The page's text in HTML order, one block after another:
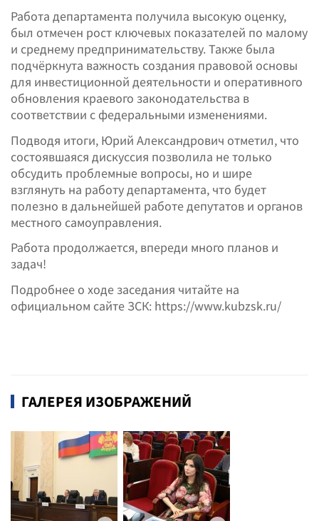
Работа департамента получила высокую оценку,
был отмечен рост ключевых показателей по малому
и среднему предпринимательству. Также была
подчёркнута важность создания правовой основы
для инвестиционной деятельности и оперативного
обновления краевого законодательства в
соответствии с федеральными изменениями.
Подводя итоги, Юрий Александрович отметил, что
состоявшаяся дискуссия позволила не только
обсудить проблемные вопросы, но и шире
взглянуть на работу департамента, что будет
полезно в дальнейшей работе депутатов и органов
местного самоуправления.
Работа продолжается, впереди много планов и
задач!
Подробнее о ходе заседания читайте на
официальном сайте ЗСК: https://www.kubzsk.ru/
ГАЛЕРЕЯ ИЗОБРАЖЕНИЙ